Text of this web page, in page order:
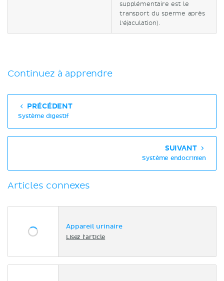
supplémentaire est le
transport du sperme après
l'éjaculation).
Continuez à apprendre
PRÉCÉDENT
Système digestif
SUIVANT
Système endocrinien
Articles connexes
Appareil urinaire
Lisez l'article